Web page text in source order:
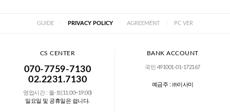
GUIDE PRIVACY POLICY AGREEMENT PC VER
CS CENTER
070-7759-7130
02.2231.7130
영업시간 : 월-토(11:00~19:00)
일요일 및 공휴일은 쉽니다.
BANK ACCOUNT
국민 491001-01-172167
예금주 : ㈜이사미